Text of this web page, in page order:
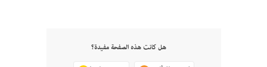
هل كانت هذه الصفحة مفيدة؟